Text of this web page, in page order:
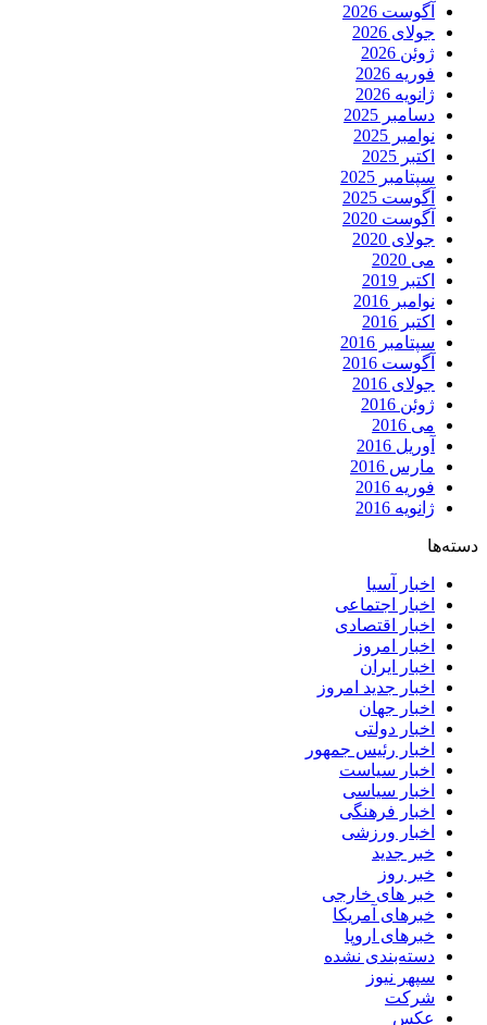
آگوست 2026
جولای 2026
ژوئن 2026
فوریه 2026
ژانویه 2026
دسامبر 2025
نوامبر 2025
اکتبر 2025
سپتامبر 2025
آگوست 2025
آگوست 2020
جولای 2020
می 2020
اکتبر 2019
نوامبر 2016
اکتبر 2016
سپتامبر 2016
آگوست 2016
جولای 2016
ژوئن 2016
می 2016
آوریل 2016
مارس 2016
فوریه 2016
ژانویه 2016
دسته‌ها
اخبار آسیا
اخبار اجتماعی
اخبار اقتصادی
اخبار امروز
اخبار ایران
اخبار جدید امروز
اخبار جهان
اخبار دولتی
اخبار رئیس جمهور
اخبار سیاست
اخبار سیاسی
اخبار فرهنگی
اخبار ورزشی
خبر جدید
خبر روز
خبر های خارجی
خبرهای آمریکا
خبرهای اروپا
دسته‌بندی نشده
سپهر نیوز
شرکت
عکس